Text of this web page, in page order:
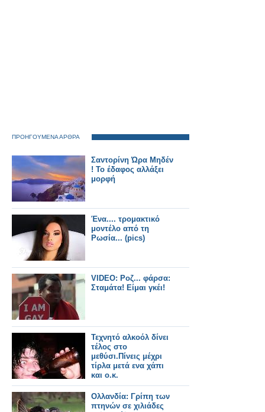
ΠΡΟΗΓΟΥΜΕΝΑ ΑΡΘΡΑ
Σαντορίνη Ώρα Μηδέν
! Το έδαφος αλλάξει
μορφή
Ένα.... τρομακτικό
μοντέλο από τη
Ρωσία... (pics)
VIDEO: Ροζ... φάρσα:
Σταμάτα! Είμαι γκέι!
Τεχνητό αλκοόλ δίνει
τέλος στο
μεθύσι.Πίνεις μέχρι
τίρλα μετά ενα χάπι
και ο.κ.
Ολλανδία: Γρίπη των
πτηνών σε χιλιάδες